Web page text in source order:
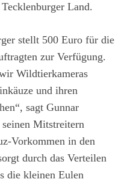
Land.
stellt 500 Euro für die
zur Verfügung.
Wildtierkameras
und ihren
sagt Gunnar
Mitstreitern
Vorkommen in den
durch das Verteilen
die kleinen Eulen